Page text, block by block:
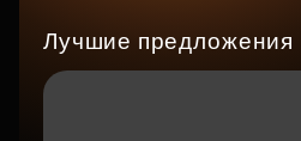
Лучшие предложения